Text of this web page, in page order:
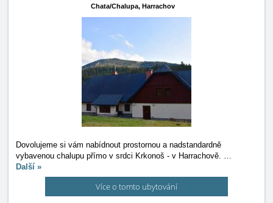
Chata/Chalupa, Harrachov
Dovolujeme si vám nabídnout prostornou a nadstandardně
vybavenou chalupu přímo v srdci Krkonoš - v Harrachově. …
Další »
Více o tomto ubytování